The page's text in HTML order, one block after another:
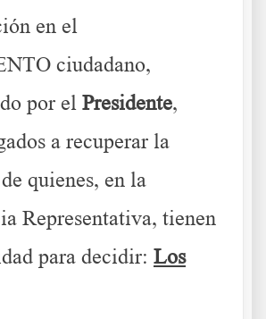
en el
ciudadano,
por el Presidente,
a recuperar la
quienes, en la
Representativa, tienen
para decidir: Los